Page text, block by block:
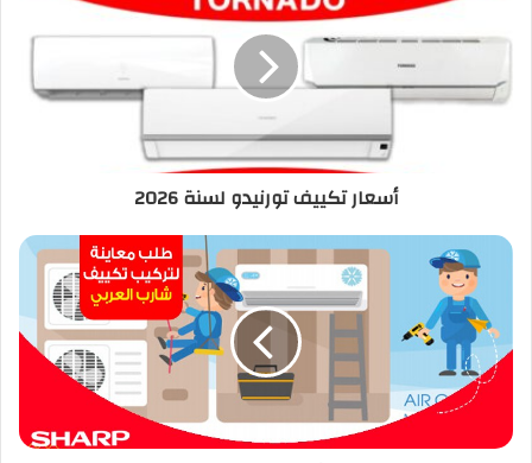
أسعار تكييف تورنيدو لسنة 2026